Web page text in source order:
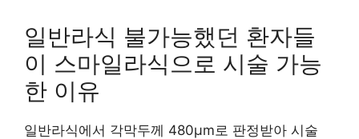
일반라식 불가능했던 환자들
이 스마일라식으로 시술 가능
한 이유
일반라식에서 각막두께 480μm로 판정받아 시술